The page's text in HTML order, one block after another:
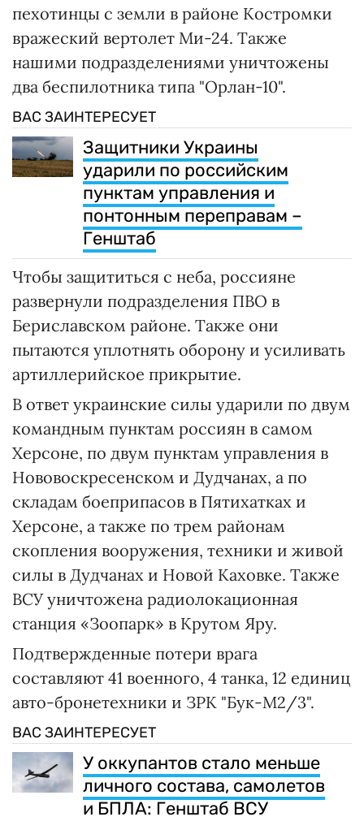
пехотинцы с земли в районе Костромки
вражеский вертолет Ми-24. Также
нашими подразделениями уничтожены
два беспилотника типа "Орлан-10".
ВАС ЗАИНТЕРЕСУЕТ
Защитники Украины
ударили по российским
пунктам управления и
понтонным переправам –
Генштаб
Чтобы защититься с неба, россияне
развернули подразделения ПВО в
Бериславском районе. Также они
пытаются уплотнять оборону и усиливать
артиллерийское прикрытие.
В ответ украинские силы ударили по двум
командным пунктам россиян в самом
Херсоне, по двум пунктам управления в
Нововоскресенском и Дудчанах, а по
складам боеприпасов в Пятихатках и
Херсоне, а также по трем районам
скопления вооружения, техники и живой
силы в Дудчанах и Новой Каховке. Также
ВСУ уничтожена радиолокационная
станция «Зоопарк» в Крутом Яру.
Подтвержденные потери врага
составляют 41 военного, 4 танка, 12 единиц
авто-бронетехники и ЗРК "Бук-М2/3".
ВАС ЗАИНТЕРЕСУЕТ
У оккупантов стало меньше
личного состава, самолетов
и БПЛА: Генштаб ВСУ